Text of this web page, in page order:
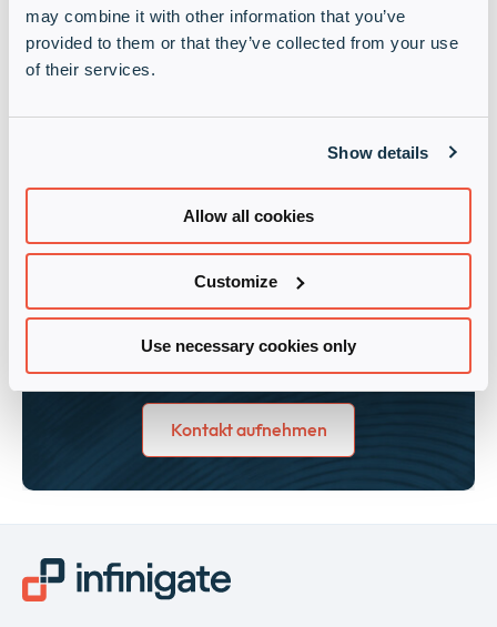
may combine it with other information that you’ve
provided to them or that they’ve collected from your use
of their services.
Show details
Allow all cookies
Customize
Use necessary cookies only
Erkunden Sie unsere Technologien
Team
Unser Microsoft Team unterstützt Sie
Anfragen, bei Pre-Sales Themen oder
bei geplanten Marketing-Aktivitäten.
vertrieb@infinigate.at
+43 1 890 2197 – 100
Kontakt aufnehmen